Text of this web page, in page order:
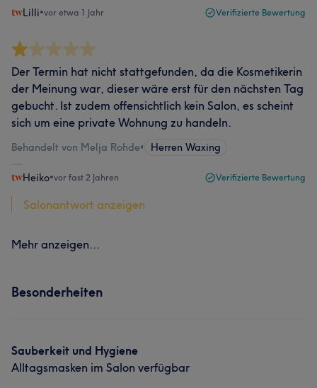
Lilli•vor etwa 1 Jahr Verifizierte Bewertung
Der Termin hat nicht stattgefunden, da die Kosmetikerin
der Meinung war, dieser wäre erst für den nächsten Tag
gebucht. Ist zudem offensichtlich kein Salon, es scheint
sich um eine private Wohnung zu handeln.
Behandelt von Melja Rohde• Herren Waxing
Heiko•vor fast 2 Jahren Verifizierte Bewertung
Salonantwort anzeigen
Mehr anzeigen...
Besonderheiten
Sauberkeit und Hygiene
Alltagsmasken im Salon verfügbar